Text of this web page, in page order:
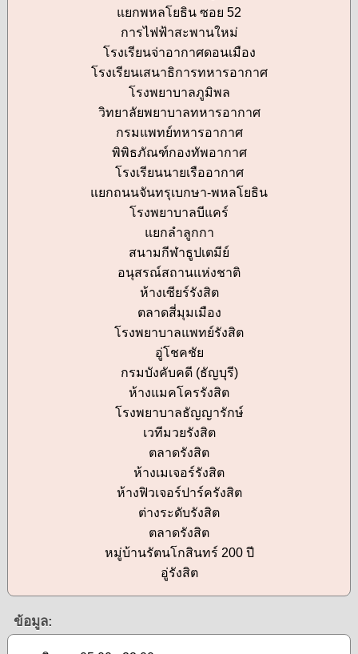
แยกพหลโยธิน ซอย 52
การไฟฟ้าสะพานใหม่
โรงเรียนจ่าอากาศดอนเมือง
โรงเรียนเสนาธิการทหารอากาศ
โรงพยาบาลภูมิพล
วิทยาลัยพยาบาลทหารอากาศ
กรมแพทย์ทหารอากาศ
พิพิธภัณฑ์กองทัพอากาศ
โรงเรียนนายเรืออากาศ
แยกถนนจันทรุเบกษา-พหลโยธิน
โรงพยาบาลบีแคร์
แยกลำลูกกา
สนามกีฬาธูปเตมีย์
อนุสรณ์สถานแห่งชาติ
ห้างเซียร์รังสิต
ตลาดสี่มุมเมือง
โรงพยาบาลแพทย์รังสิต
อู่โชคชัย
กรมบังคับคดี (ธัญบุรี)
ห้างแมคโครรังสิต
โรงพยาบาลธัญญารักษ์
เวทีมวยรังสิต
ตลาดรังสิต
ห้างเมเจอร์รังสิต
ห้างฟิวเจอร์ปาร์ครังสิต
ต่างระดับรังสิต
ตลาดรังสิต
หมู่บ้านรัตนโกสินทร์ 200 ปี
อู่รังสิต
ข้อมูล: